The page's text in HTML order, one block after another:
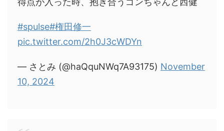
#spulse#権田修一
pic.twitter.com/2h0J3cWDYn
— さとみ (@haQquNWq7A93175) November
10, 2024